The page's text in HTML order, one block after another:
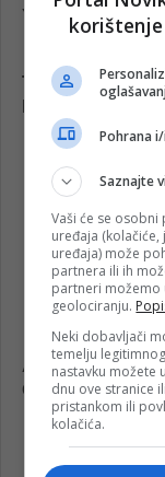
Pohrana
Saznajte
Vaši će se
uređaja
uređaja) može
partnera ili ih
partneri
geolociranju.
Neki dobavljači
temelju
nastavku možete
dnu ove stranice
pristankom ili
kolačića.